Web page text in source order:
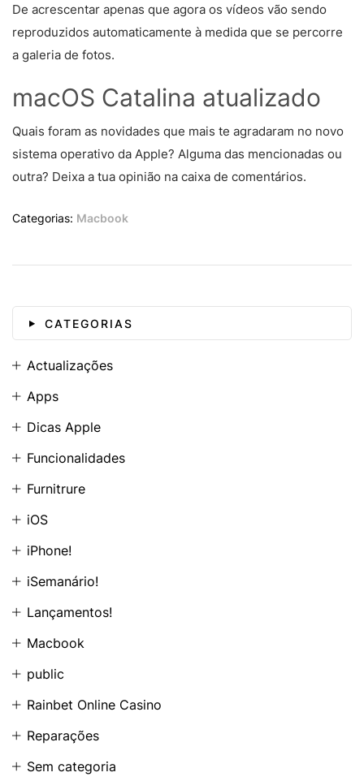
De acrescentar apenas que agora os vídeos vão sendo
reproduzidos automaticamente à medida que se percorre
a galeria de fotos.
macOS Catalina atualizado
Quais foram as novidades que mais te agradaram no novo
sistema operativo da Apple? Alguma das mencionadas ou
outra? Deixa a tua opinião na caixa de comentários.
Categorias: Macbook
CATEGORIAS
Actualizações
Apps
Dicas Apple
Funcionalidades
Furnitrure
iOS
iPhone!
iSemanário!
Lançamentos!
Macbook
public
Rainbet Online Casino
Reparações
Sem categoria